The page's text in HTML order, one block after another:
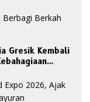
Gresik Kembali